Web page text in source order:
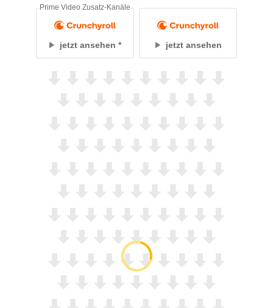
jetzt ansehen
Prime Video Zusatz-Kanäle
jetzt ansehen